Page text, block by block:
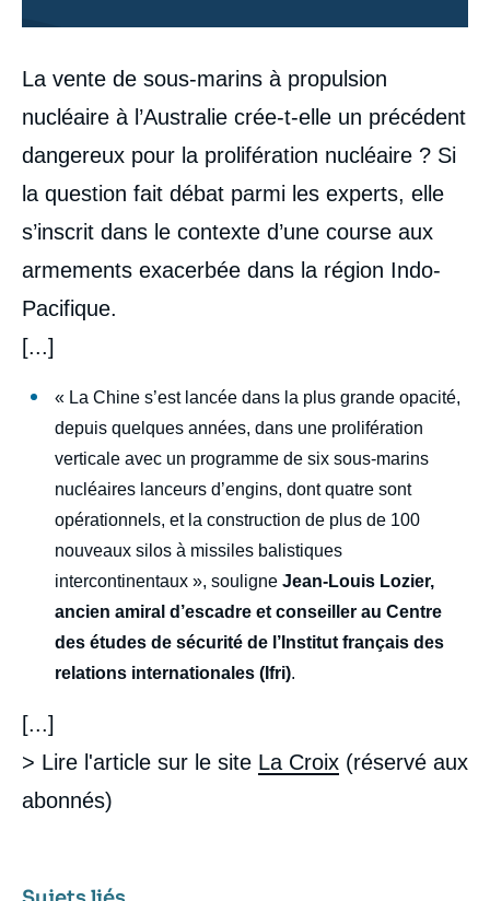
Contenu
intervention
médiatique
La vente de sous-marins à propulsion
nucléaire à l’Australie crée-t-elle un précédent
dangereux pour la prolifération nucléaire ? Si
la question fait débat parmi les experts, elle
s’inscrit dans le contexte d’une course aux
armements exacerbée dans la région Indo-
Pacifique.
[...]
« La Chine s’est lancée dans la plus grande opacité,
depuis quelques années, dans une prolifération
verticale avec un programme de six sous-marins
nucléaires lanceurs d’engins, dont quatre sont
opérationnels, et la construction de plus de 100
nouveaux silos à missiles balistiques
intercontinentaux », souligne Jean-Louis Lozier,
ancien amiral d’escadre et conseiller au Centre
des études de sécurité de l’Institut français des
relations internationales (Ifri).
[...]
> Lire l'article sur le site La Croix (réservé aux
abonnés)